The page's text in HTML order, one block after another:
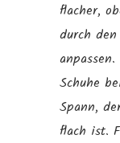
flacher,
durch
Schuhe
Spann,
flach ist.